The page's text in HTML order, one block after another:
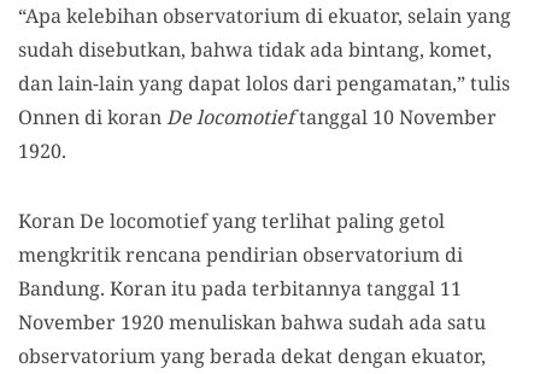
“Apa kelebihan observatorium di ekuator, selain yang
sudah disebutkan, bahwa tidak ada bintang, komet,
dan lain-lain yang dapat lolos dari pengamatan,” tulis
Onnen di koranDe locomotieftanggal 10 November
1920.
Koran De locomotief yang terlihat paling getol
mengkritik rencana pendirian observatorium di
Bandung. Koran itu pada terbitannya tanggal 11
November 1920 menuliskan bahwa sudah ada satu
observatorium yang berada dekat dengan ekuator,